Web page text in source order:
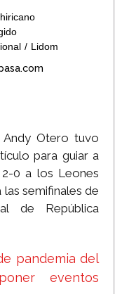
Lidom
Andy Otero tuvo
para guiar a
0 a los Leones
semifinales de
de República
pandemia del
eventos